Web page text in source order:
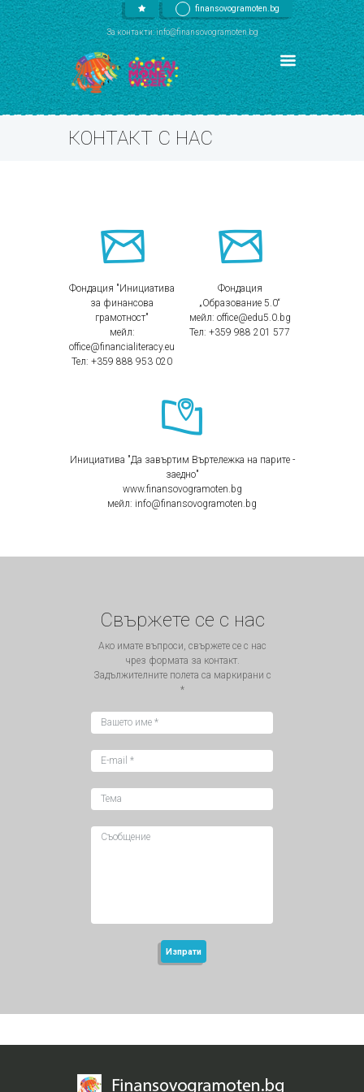
finansovogramoten.bg
За контакти: info@finansovogramoten.bg
КОНТАКТ С НАС
Фондация "Инициатива
за финансова
грамотност"
мейл:
office@financialiteracy.eu
Тел: +359 888 953 020
Фондация
„Образование 5.0“
мейл: office@edu5.0.bg
Тел: +359 988 201 577
Инициатива "Да завъртим Въртележка на парите -
заедно"
www.finansovogramoten.bg
мейл: info@finansovogramoten.bg
Свържете се с нас
Ако имате въпроси, свържете се с нас
чрез формата за контакт.
Задължителните полета са маркирани с
*
Изпрати